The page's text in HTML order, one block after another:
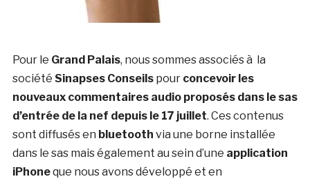
Pour le Grand Palais, nous sommes associés à la
société Sinapses Conseilspour concevoir les
nouveaux commentaires audio proposés dans le sas
d’entrée de la nef depuis le 17 juillet. Ces contenus
sont diffusés en bluetooth via une borne installée
dans le sas mais également au sein d’une application
iPhoneque nous avons développé et en